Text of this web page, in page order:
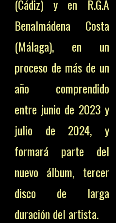
(Cádiz) y en R.G.A
Benalmádena Costa
(Málaga), en un
proceso de más de un
año comprendido
entre junio de 2023 y
julio de 2024, y
formará parte del
nuevo álbum, tercer
disco de larga
duración del artista.